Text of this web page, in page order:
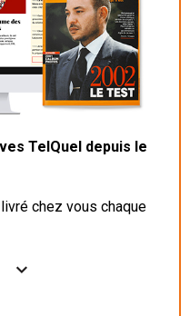
TelQuel depuis le
chez vous chaque
ordinateur, tablette et